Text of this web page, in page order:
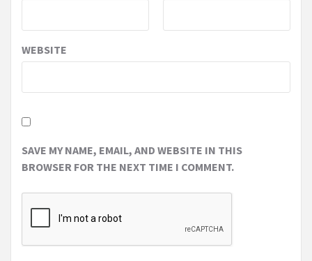
WEBSITE
SAVE MY NAME, EMAIL, AND WEBSITE IN THIS
BROWSER FOR THE NEXT TIME I COMMENT.